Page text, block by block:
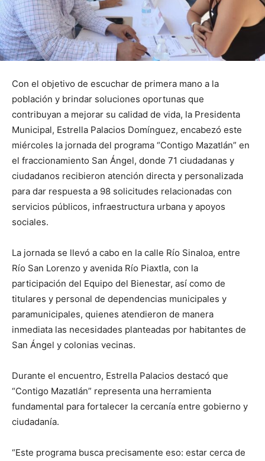
Con el objetivo de escuchar de primera mano a la
población y brindar soluciones oportunas que
contribuyan a mejorar su calidad de vida, la Presidenta
Municipal, Estrella Palacios Domínguez, encabezó este
miércoles la jornada del programa “Contigo Mazatlán” en
el fraccionamiento San Ángel, donde 71 ciudadanas y
ciudadanos recibieron atención directa y personalizada
para dar respuesta a 98 solicitudes relacionadas con
servicios públicos, infraestructura urbana y apoyos
sociales.
La jornada se llevó a cabo en la calle Río Sinaloa, entre
Río San Lorenzo y avenida Río Piaxtla, con la
participación del Equipo del Bienestar, así como de
titulares y personal de dependencias municipales y
paramunicipales, quienes atendieron de manera
inmediata las necesidades planteadas por habitantes de
San Ángel y colonias vecinas.
Durante el encuentro, Estrella Palacios destacó que
“Contigo Mazatlán” representa una herramienta
fundamental para fortalecer la cercanía entre gobierno y
ciudadanía.
“Este programa busca precisamente eso: estar cerca de